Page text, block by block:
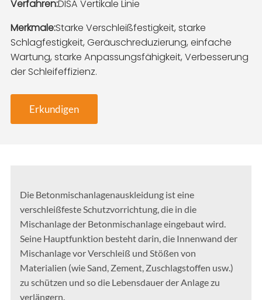
Verfahren:DISA Vertikale Linie
Merkmale:Starke Verschleißfestigkeit, starke
Schlagfestigkeit, Geräuschreduzierung, einfache
Wartung, starke Anpassungsfähigkeit, Verbesserung
der Schleifeffizienz.
Erkundigen
Die Betonmischanlagenauskleidung ist eine
verschleißfeste Schutzvorrichtung, die in die
Mischanlage der Betonmischanlage eingebaut wird.
Seine Hauptfunktion besteht darin, die Innenwand der
Mischanlage vor Verschleiß und Stößen von
Materialien (wie Sand, Zement, Zuschlagstoffen usw.)
zu schützen und so die Lebensdauer der Anlage zu
verlängern.